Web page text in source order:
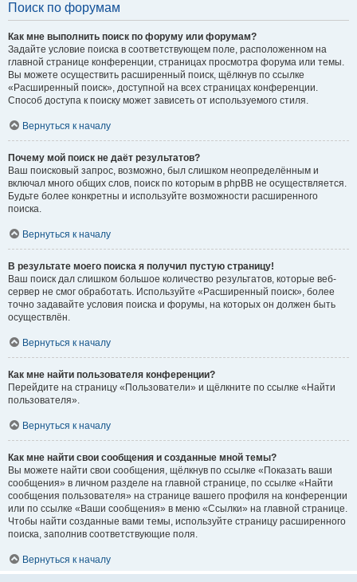
Поиск по форумам
Как мне выполнить поиск по форуму или форумам?
Задайте условие поиска в соответствующем поле, расположенном на
главной странице конференции, страницах просмотра форума или темы.
Вы можете осуществить расширенный поиск, щёлкнув по ссылке
«Расширенный поиск», доступной на всех страницах конференции.
Способ доступа к поиску может зависеть от используемого стиля.
Вернуться к началу
Почему мой поиск не даёт результатов?
Ваш поисковый запрос, возможно, был слишком неопределённым и
включал много общих слов, поиск по которым в phpBB не осуществляется.
Будьте более конкретны и используйте возможности расширенного
поиска.
Вернуться к началу
В результате моего поиска я получил пустую страницу!
Ваш поиск дал слишком большое количество результатов, которые веб-
сервер не смог обработать. Используйте «Расширенный поиск», более
точно задавайте условия поиска и форумы, на которых он должен быть
осуществлён.
Вернуться к началу
Как мне найти пользователя конференции?
Перейдите на страницу «Пользователи» и щёлкните по ссылке «Найти
пользователя».
Вернуться к началу
Как мне найти свои сообщения и созданные мной темы?
Вы можете найти свои сообщения, щёлкнув по ссылке «Показать ваши
сообщения» в личном разделе на главной странице, по ссылке «Найти
сообщения пользователя» на странице вашего профиля на конференции
или по ссылке «Ваши сообщения» в меню «Ссылки» на главной странице.
Чтобы найти созданные вами темы, используйте страницу расширенного
поиска, заполнив соответствующие поля.
Вернуться к началу